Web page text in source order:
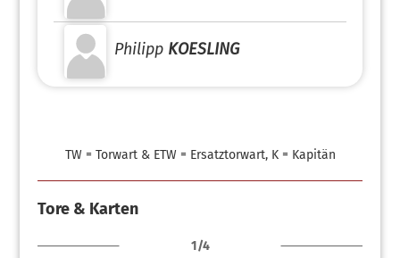
Philipp KOESLING
TW = Torwart & ETW = Ersatztorwart, K = Kapitän
Tore & Karten
1/4